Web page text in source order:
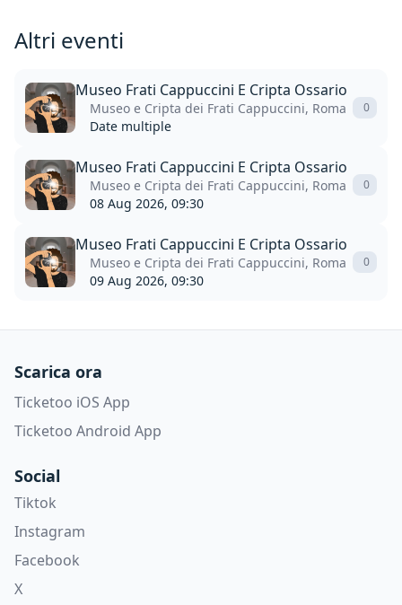
Altri eventi
Museo Frati Cappuccini E Cripta Ossario
Museo e Cripta dei Frati Cappuccini, Roma
Date multiple
0
Museo Frati Cappuccini E Cripta Ossario
Museo e Cripta dei Frati Cappuccini, Roma
08 Aug 2026, 09:30
0
Museo Frati Cappuccini E Cripta Ossario
Museo e Cripta dei Frati Cappuccini, Roma
09 Aug 2026, 09:30
0
Scarica ora
Ticketoo iOS App
Ticketoo Android App
Social
Tiktok
Instagram
Facebook
X